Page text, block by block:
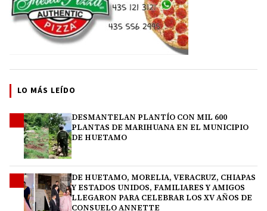
LO MÁS LEÍDO
DESMANTELAN PLANTÍO CON MIL 600
PLANTAS DE MARIHUANA EN EL MUNICIPIO
DE HUETAMO
DE HUETAMO, MORELIA, VERACRUZ, CHIAPAS
Y ESTADOS UNIDOS, FAMILIARES Y AMIGOS
LLEGARON PARA CELEBRAR LOS XV AÑOS DE
CONSUELO ANNETTE